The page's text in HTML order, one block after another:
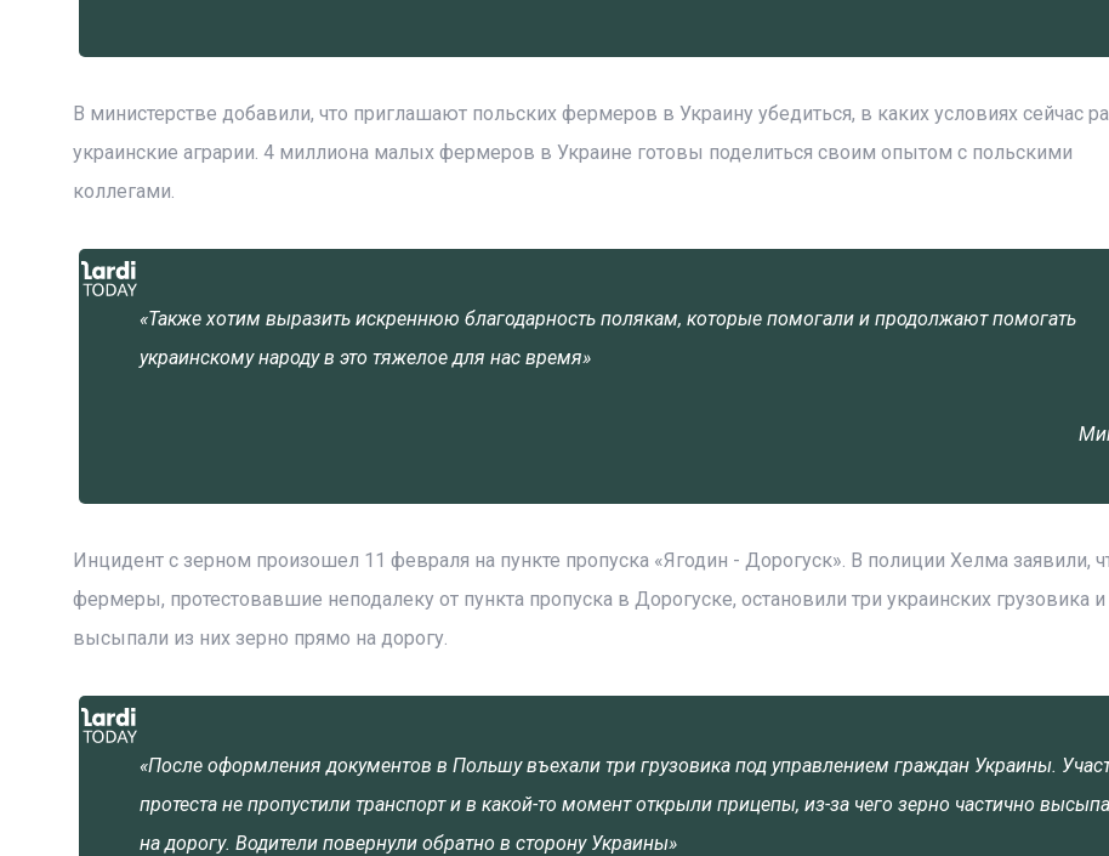
В министерстве добавили, что приглашают польских фермеров в Украину убедиться, в каких условиях сейчас
украинские аграрии. 4 миллиона малых фермеров в Украине готовы поделиться своим опытом с польскими
коллегами.
«Также хотим выразить искреннюю благодарность полякам, которые помогали и продолжают помогать
украинскому народу в это тяжелое для нас время»
Инцидент с зерном произошел 11 февраля на пункте пропуска «Ягодин - Дорогуск». В полиции Хелма заявили,
фермеры, протестовавшие неподалеку от пункта пропуска в Дорогуске, остановили три украинских грузовика и
высыпали из них зерно прямо на дорогу.
«После оформления документов в Польшу въехали три грузовика под управлением граждан Украины.
протеста не пропустили транспорт и в какой-то момент открыли прицепы, из-за чего зерно частично
на дорогу. Водители повернули обратно в сторону Украины»